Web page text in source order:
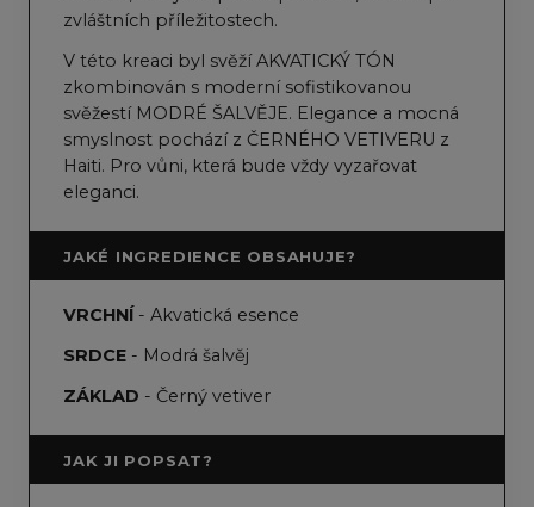
zvláštních příležitostech.
V této kreaci byl svěží AKVATICKÝ TÓN
zkombinován s moderní sofistikovanou
svěžestí MODRÉ ŠALVĚJE. Elegance a mocná
smyslnost pochází z ČERNÉHO VETIVERU z
Haiti. Pro vůni, která bude vždy vyzařovat
eleganci.
JAKÉ INGREDIENCE OBSAHUJE?
VRCHNÍ - Akvatická esence
SRDCE - Modrá šalvěj
ZÁKLAD - Černý vetiver
JAK JI POPSAT?